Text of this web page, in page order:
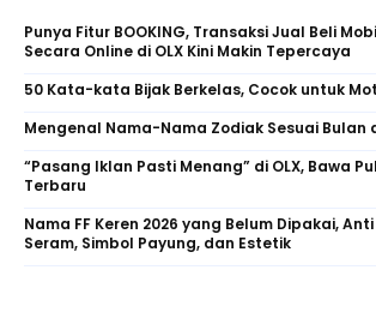
Punya Fitur BOOKING, Transaksi Jual Beli
Secara Online di OLX Kini Makin Tepercaya
50 Kata-kata Bijak Berkelas, Cocok untuk
Mengenal Nama-Nama Zodiak Sesuai Bulan
“Pasang Iklan Pasti Menang” di OLX, Bawa
Terbaru
Nama FF Keren 2026 yang Belum Dipakai,
Seram, Simbol Payung, dan Estetik